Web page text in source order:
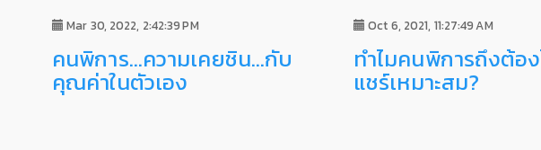
Mar 30, 2022, 2:42:39 PM
คนพิการ...ความเคยชิน...กับ
คุณค่าในตัวเอง
Oct 6, 2021, 11:27:49 AM
ทำไมคนพิการถึงต้อ
แชร์เหมาะสม?